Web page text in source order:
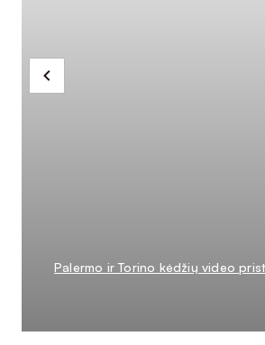
Palermo ir Torino kėdžių video